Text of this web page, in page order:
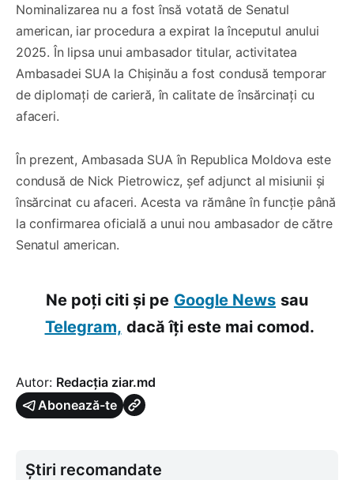
Nominalizarea nu a fost însă votată de Senatul
american, iar procedura a expirat la începutul anului
2025. În lipsa unui ambasador titular, activitatea
Ambasadei SUA la Chișinău a fost condusă temporar
de diplomați de carieră, în calitate de însărcinați cu
afaceri.
În prezent, Ambasada SUA în Republica Moldova este
condusă de Nick Pietrowicz, șef adjunct al misiunii și
însărcinat cu afaceri. Acesta va rămâne în funcție până
la confirmarea oficială a unui nou ambasador de către
Senatul american.
Ne poți citi și pe Google News sau
Telegram, dacă îți este mai comod.
Autor: Redacția ziar.md
Abonează-te
Știri recomandate